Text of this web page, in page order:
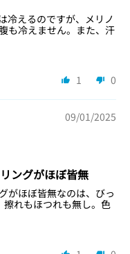
冷えるのですが、メリノ
も冷えません。また、汗
1 0
09/01/2025
ングがほぼ皆無
がほぼ皆無なのは、びっ
擦れもほつれも無し。色